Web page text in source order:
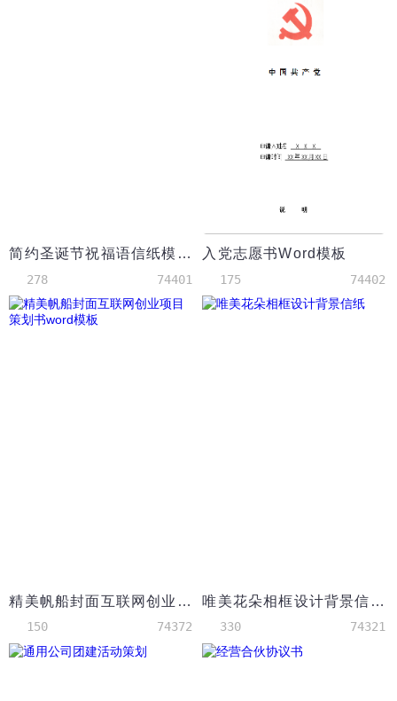
简约圣诞节祝福语信纸模板
278 74401
入党志愿书Word模板
175 74402
精美帆船封面互联网创业项目策划书word模板
150 74372
唯美花朵相框设计背景信纸
330 74321